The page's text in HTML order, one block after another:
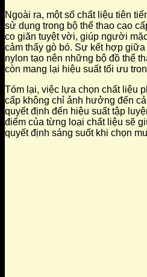
Ngoài ra, một số chất liệu tiên
sử dụng trong bộ thể thao cao
co giãn tuyệt vời, giúp người
cảm thấy gò bó. Sự kết hợp
nylon tạo nên những bộ đồ thể
còn mang lại hiệu suất tối ưu
Tóm lại, việc lựa chọn chất liệu
cấp không chỉ ảnh hưởng đến
quyết định đến hiệu suất tập
điểm của từng loại chất liệu sẽ
quyết định sáng suốt khi chọn